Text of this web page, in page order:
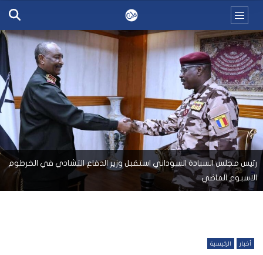
رئيس مجلس السيادة السوداني استقبل وزير الدفاع التشادي في الخرطوم
الاسبوع الماضي
أخبار الرئيسية